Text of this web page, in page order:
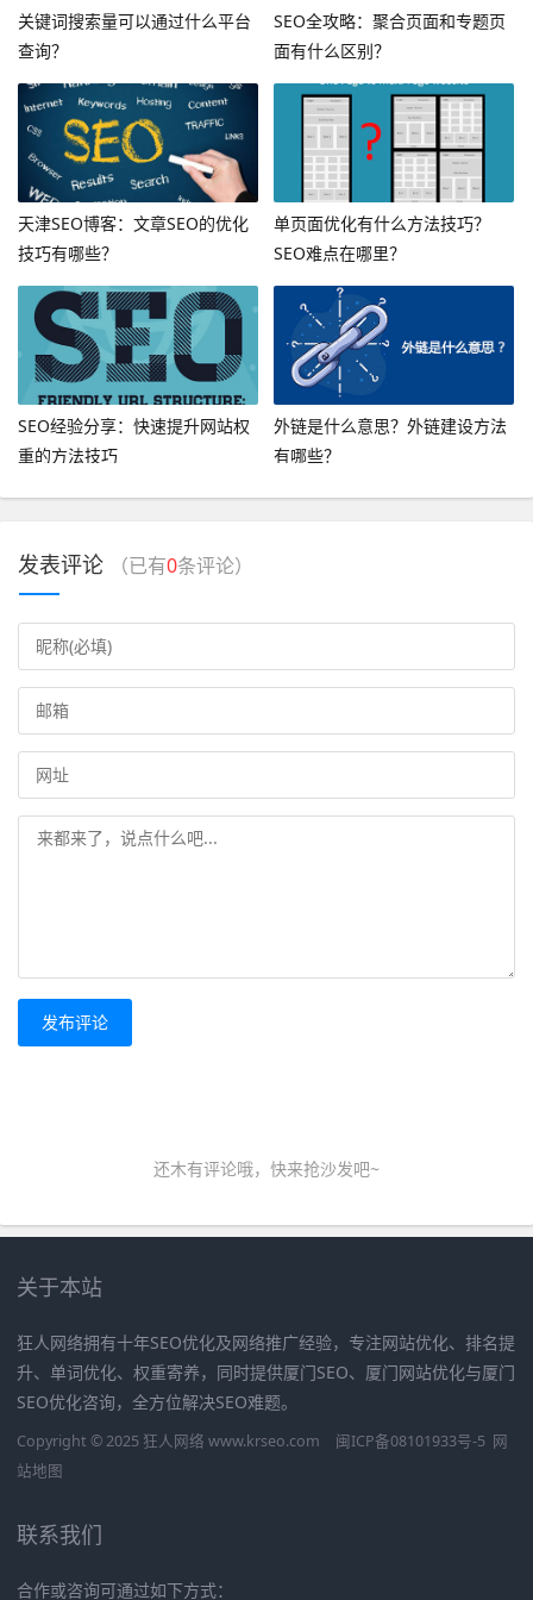
关键词搜索量可以通过什么平台
查询？
SEO全攻略：聚合页面和专题页
面有什么区别？
天津SEO博客：文章SEO的优化
技巧有哪些？
单页面优化有什么方法技巧？
SEO难点在哪里？
SEO经验分享：快速提升网站权
重的方法技巧
外链是什么意思？外链建设方法
有哪些？
发表评论 （已有0条评论）
发布评论
还木有评论哦，快来抢沙发吧~
关于本站
狂人网络拥有十年SEO优化及网络推广经验，专注网站优化、排名提
升、单词优化、权重寄养，同时提供厦门SEO、厦门网站优化与厦门
SEO优化咨询，全方位解决SEO难题。
Copyright © 2025 狂人网络 www.krseo.com 闽ICP备08101933号-5 网
站地图
联系我们
合作或咨询可通过如下方式：